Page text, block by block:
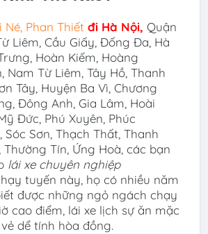
Né, Phan Thiết đi Hà Nội, Quận
Liêm, Cầu Giấy, Đống Đa, Hà
Hoàn Kiếm, Hoàng
Nam Từ Liêm, Tây Hồ, Thanh
Tây, Huyện Ba Vì, Chương
Đông Anh, Gia Lâm, Hoài
Đức, Phú Xuyên, Phúc
Sóc Sơn, Thạch Thất, Thanh
Tín, Ứng Hoà, các bạn
lái xe chuyên nghiệp
tuyến này, họ có nhiều năm
được những ngỏ ngách chạy
cao điểm, lái xe lịch sự ăn mặc
dể tính hòa đồng.